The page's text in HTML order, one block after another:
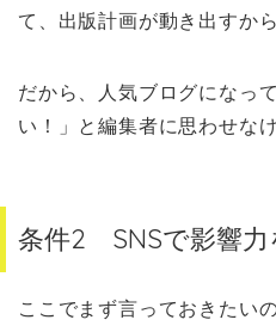
て、出版計画が動き出すから
だから、人気ブログになっ
い！」と編集者に思わせな
条件2 SNSで影響力
ここでまず言っておきたい